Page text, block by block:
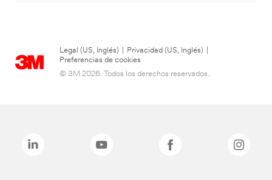
Legal (US, Inglés) Privacidad (US, Inglés)
Preferencias de cookies
© 3M 2026. Todos los derechos reservados..